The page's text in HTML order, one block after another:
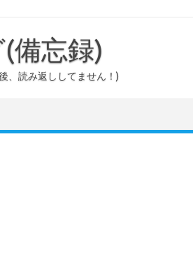
備忘録)
読み返ししてません！)